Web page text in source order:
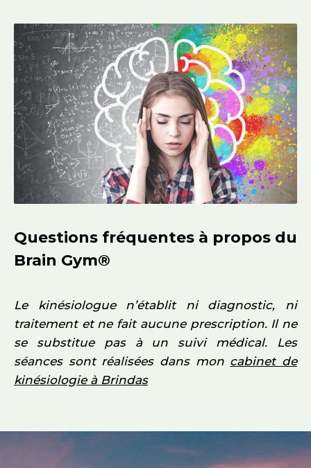
Questions fréquentes à propos du
Brain Gym®
Le kinésiologue n’établit ni diagnostic, ni
traitement et ne fait aucune prescription. Il ne
se substitue pas à un suivi médical. Les
séances sont réalisées dans mon cabinet de
kinésiologie à Brindas